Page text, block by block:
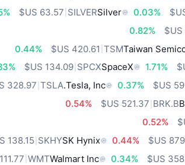
0.03%
Silver
SILVER
0.82%
Taiwan
TSM
0.44%
1.71%
SpaceX
SPCX
‏134.09 US$
0.37%
Tesla, Inc.
TSLA
BRK.B
0.54%
0.52%
0.44%
SK Hynix
SKHY
0.34%
Walmart Inc
WMT